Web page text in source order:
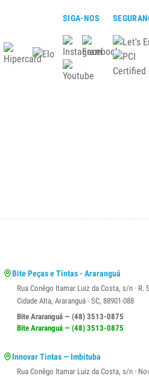
SIGA-NOS
Bite Peças e Tintas - Araranguá
Rua Conêgo Itamar Luiz da Costa, s/n · R.
Cidade Alta, Araranguá - SC, 88901-088
Bite Araranguá — (48) 3513-0875
Bite Araranguá — (48) 3513-0875
Innovar Tintas — Imbituba
Rua Conêgo Itamar Luiz da Costa, s/n ·